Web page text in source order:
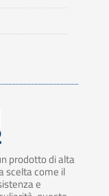
prodotto di alta
scelta come il
e